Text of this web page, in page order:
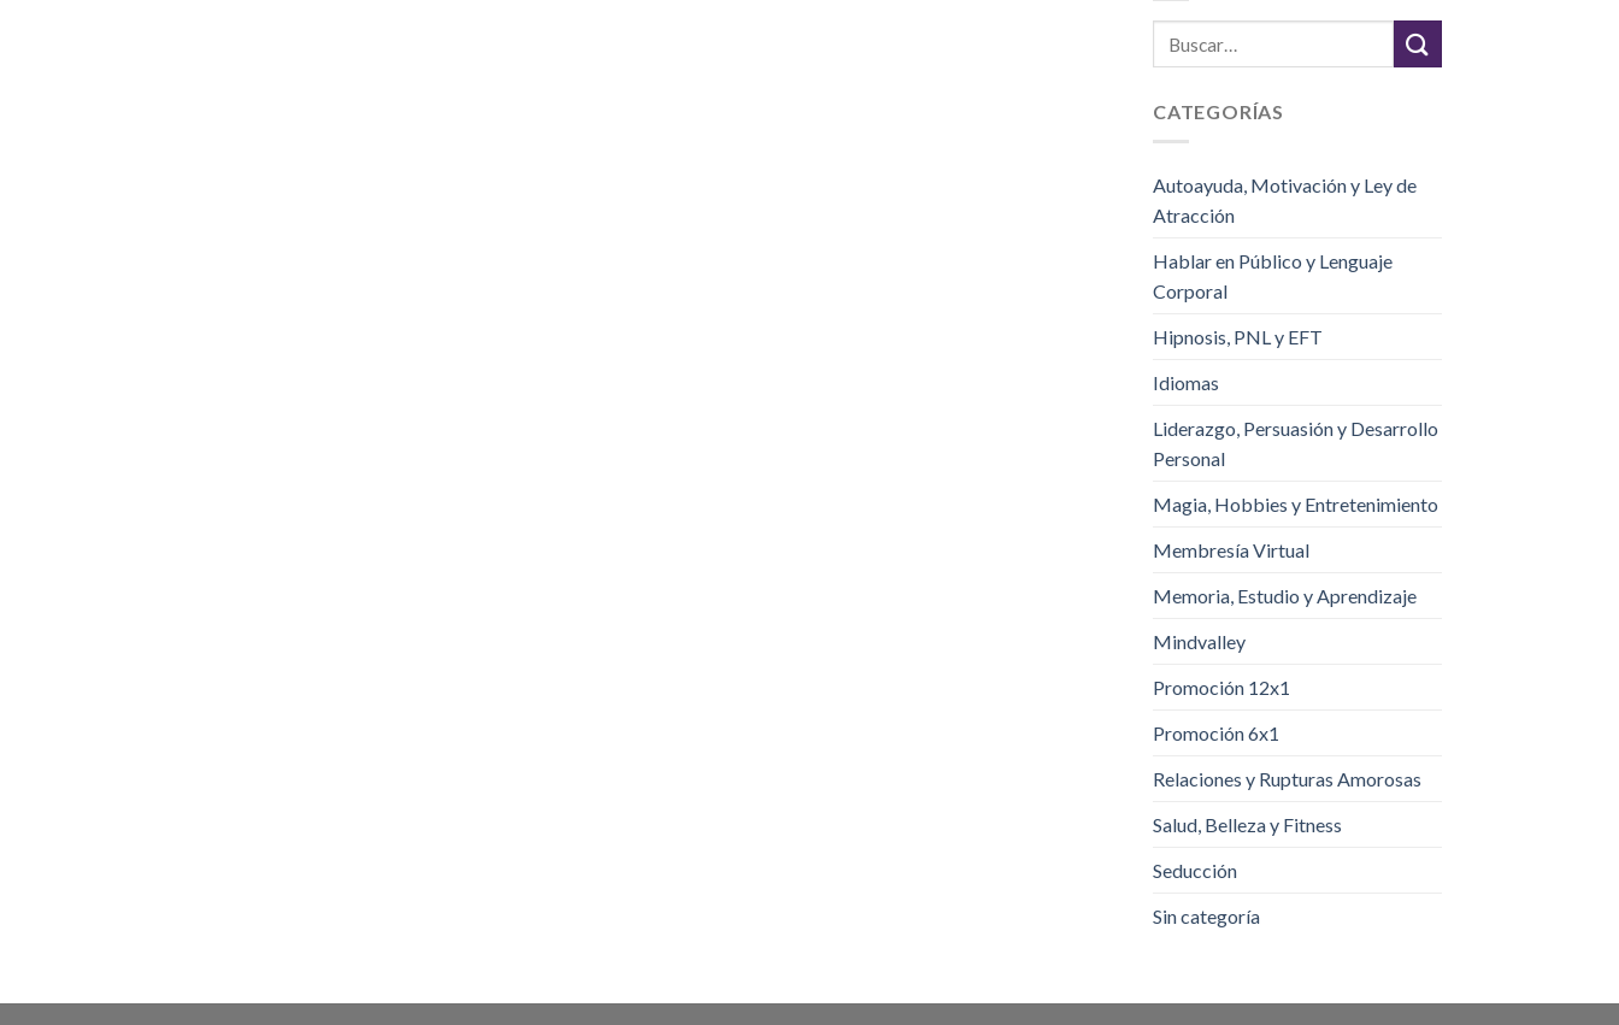
CATEGORÍAS
Autoayuda, Motivación y Ley de
Atracción
Hablar en Público y Lenguaje
Corporal
Hipnosis, PNL y EFT
Idiomas
Liderazgo, Persuasión y Desarrollo
Personal
Magia, Hobbies y Entretenimiento
Membresía Virtual
Memoria, Estudio y Aprendizaje
Mindvalley
Promoción 12x1
Promoción 6x1
Relaciones y Rupturas Amorosas
Salud, Belleza y Fitness
Seducción
Sin categoría